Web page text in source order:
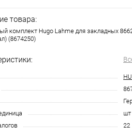
товара:
комплект Hugo Lahme для закладных
(8674250)
шт
22